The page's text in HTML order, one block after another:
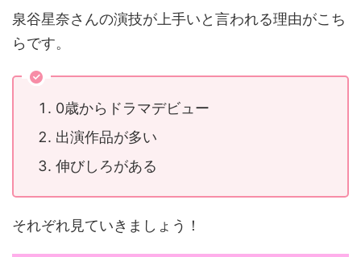
泉谷星奈さんの演技が上手いと言われる理由がこち
らです。
0歳からドラマデビュー
出演作品が多い
伸びしろがある
それぞれ見ていきましょう！